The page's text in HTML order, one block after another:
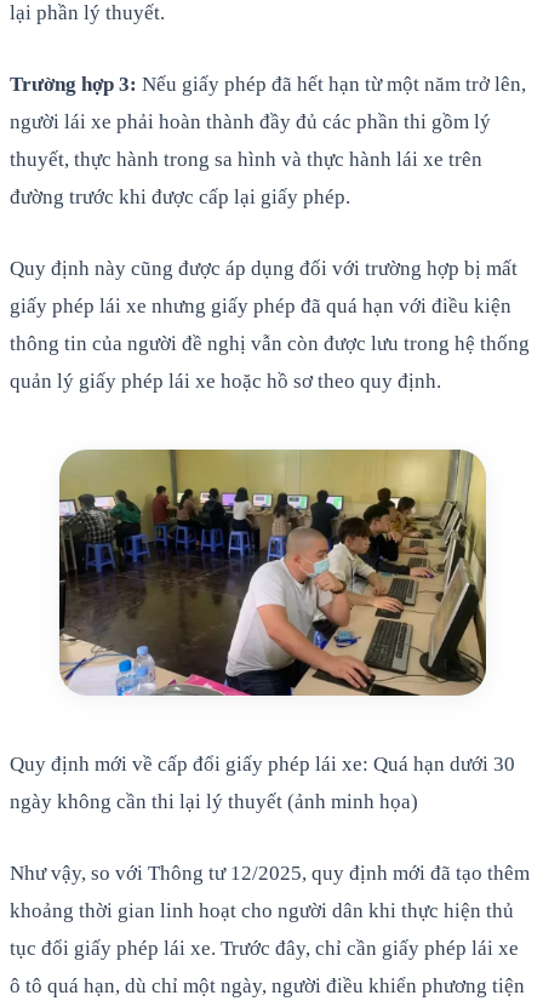
lại phần lý thuyết.
Trường hợp 3: Nếu giấy phép đã hết hạn từ một năm trở lên,
người lái xe phải hoàn thành đầy đủ các phần thi gồm lý
thuyết, thực hành trong sa hình và thực hành lái xe trên
đường trước khi được cấp lại giấy phép.
Quy định này cũng được áp dụng đối với trường hợp bị mất
giấy phép lái xe nhưng giấy phép đã quá hạn với điều kiện
thông tin của người đề nghị vẫn còn được lưu trong hệ thống
quản lý giấy phép lái xe hoặc hồ sơ theo quy định.
Quy định mới về cấp đổi giấy phép lái xe: Quá hạn dưới 30
ngày không cần thi lại lý thuyết (ảnh minh họa)
Như vậy, so với Thông tư 12/2025, quy định mới đã tạo thêm
khoảng thời gian linh hoạt cho người dân khi thực hiện thủ
tục đổi giấy phép lái xe. Trước đây, chỉ cần giấy phép lái xe
ô tô quá hạn, dù chỉ một ngày, người điều khiển phương tiện